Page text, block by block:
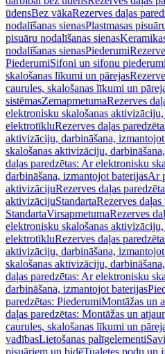
ūdensBez vākaRezerves daļas
nodalīšanas sienasPlastmasas
pisuāru nodalīšanas sienas
nodalīšanas sienasPiederumi
PiederumiSifoni un sifonu piederumi
skalošanas līkumi un pārejas
caurules, skalošanas līkumi un
sistēmasZemapmetumaRezerves
elektronisku skalošanas
elektrotīkluRezerves daļas
aktivizāciju, darbināšana,
skalošanas aktivizāciju,
daļas paredzētas: Ar elektronisku
darbināšana, izmantojot baterijasAr
aktivizācijuRezerves daļas
aktivizācijuStandartaRezerves daļas
StandartaVirsapmetumaRezerves
elektronisku skalošanas
elektrotīkluRezerves daļas
aktivizāciju, darbināšana,
skalošanas aktivizāciju,
daļas paredzētas: Ar elektronisku
darbināšana, izmantojot baterijas
paredzētas: PiederumiMontāžas un
daļas paredzētas: Montāžas un
caurules, skalošanas līkumi un
vadībasLietošanas palīgelementi
pisuāriem un bidēTualetes podu un